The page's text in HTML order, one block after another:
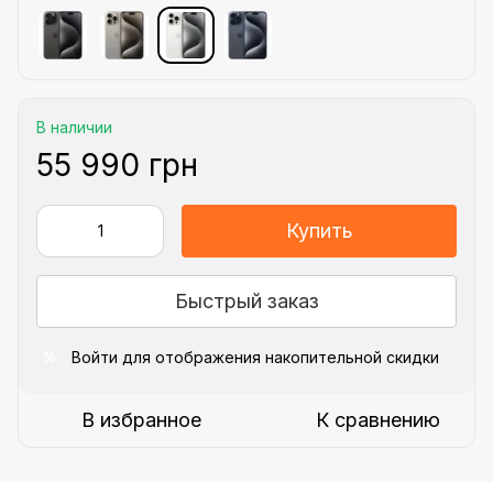
В наличии
55 990 грн
Купить
Быстрый заказ
Войти для отображения накопительной скидки
В избранное К сравнению